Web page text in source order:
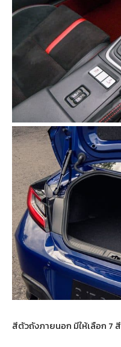
สีตัวถังภายนอก มีให้เลือก 7 สี